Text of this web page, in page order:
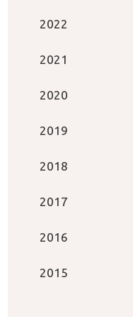
2022
2021
2020
2019
2018
2017
2016
2015